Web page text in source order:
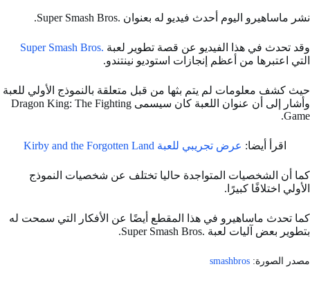
نشر ماساهيرو اليوم أحدث فيديو له بعنوان .Super Smash Bros.
وقد تحدث في هذا الفيديو عن قصة تطوير لعبة .Super Smash Bros
التي اعتبرها من أعظم إنجازات استوديو نينتندو.
حيث كشف معلومات لم يتم بثها من قبل متعلقة بالنموذج الأولي للعبة
وأشار إلى أن عنوان اللعبة كان سيسمى Dragon King: The Fighting
Game.
اقرأ أيضا: عرض تجريبي للعبة Kirby and the Forgotten Land
كما أن الشخصيات المتواجدة حاليا تختلف عن شخصيات النموذج
الأولي اختلافًا كبيرًا.
كما تحدث ماساهيرو في هذا المقطع أيضًا عن الأفكار التي سمحت له
بتطوير بعض آليات لعبة .Super Smash Bros.
مصدر الصورة: smashbros